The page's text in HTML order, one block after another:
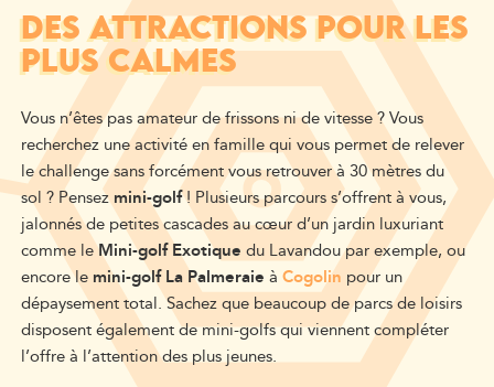
DES ATTRACTIONS POUR LES
PLUS CALMES
Vous n’êtes pas amateur de frissons ni de vitesse ? Vous
recherchez une activité en famille qui vous permet de relever
le challenge sans forcément vous retrouver à 30 mètres du
sol ? Pensezmini-golf! Plusieurs parcours s’offrent à vous,
jalonnés de petites cascades au cœur d’un jardin luxuriant
comme leMini-golf Exotique du Lavandou par exemple, ou
encore le mini-golf La Palmeraie à Cogolin pour un
dépaysement total. Sachez que beaucoup de parcs de loisirs
disposent également de mini-golfs qui viennent compléter
l’offre à l’attention des plus jeunes.